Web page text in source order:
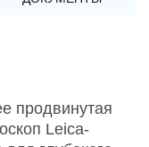
продвинутая
Leica-